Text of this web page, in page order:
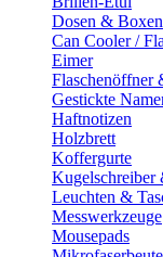
Dosen & Boxen
Can Cooler /
Eimer
Flaschenöffner
Gestickte
Haftnotizen
Holzbrett
Koffergurte
Kugelschreiber
Leuchten &
Messwerkzeuge
Mousepads